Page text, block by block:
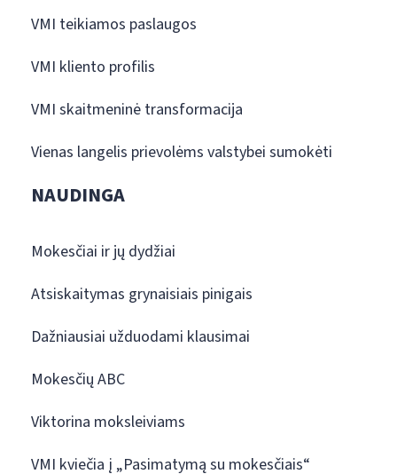
VMI teikiamos paslaugos
VMI kliento profilis
VMI skaitmeninė transformacija
Vienas langelis prievolėms valstybei sumokėti
NAUDINGA
Mokesčiai ir jų dydžiai
Atsiskaitymas grynaisiais pinigais
Dažniausiai užduodami klausimai
Mokesčių ABC
Viktorina moksleiviams
VMI kviečia į „Pasimatymą su mokesčiais“